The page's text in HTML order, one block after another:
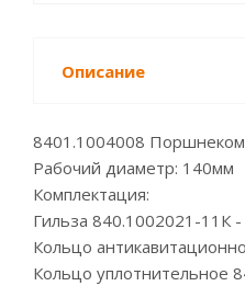
Описание
8401.1004008
Рабочий диаметр: 140мм
Комплектация:
Гильза 840.1002021-11К
Кольцо
Кольцо уплотнительное